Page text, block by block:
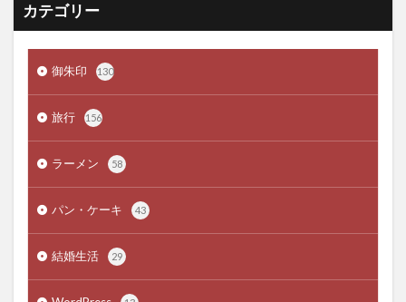
カテゴリー
御朱印 130
旅行 156
ラーメン 58
パン・ケーキ 43
結婚生活 29